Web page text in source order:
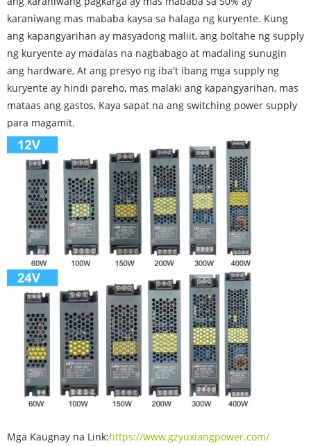
karaniwang mas mababa kaysa sa halaga ng kuryente. Kung
ang kapangyarihan ay masyadong maliit, ang boltahe ng supply
ng kuryente ay madalas na nagbabago at madaling sunugin
ang hardware, At ang presyo ng iba't ibang mga supply ng
kuryente ay hindi pareho, mas malaki ang kapangyarihan, mas
mataas ang gastos, Kaya sapat na ang switching power supply
para magamit.
Mga Kaugnay na Link:https://www.gzyuxiangpower.com/